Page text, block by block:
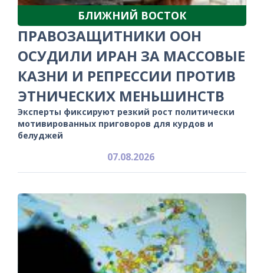
БЛИЖНИЙ ВОСТОК
ПРАВОЗАЩИТНИКИ ООН
ОСУДИЛИ ИРАН ЗА МАССОВЫЕ
КАЗНИ И РЕПРЕССИИ ПРОТИВ
ЭТНИЧЕСКИХ МЕНЬШИНСТВ
Эксперты фиксируют резкий рост политически
мотивированных приговоров для курдов и
белуджей
07.08.2026